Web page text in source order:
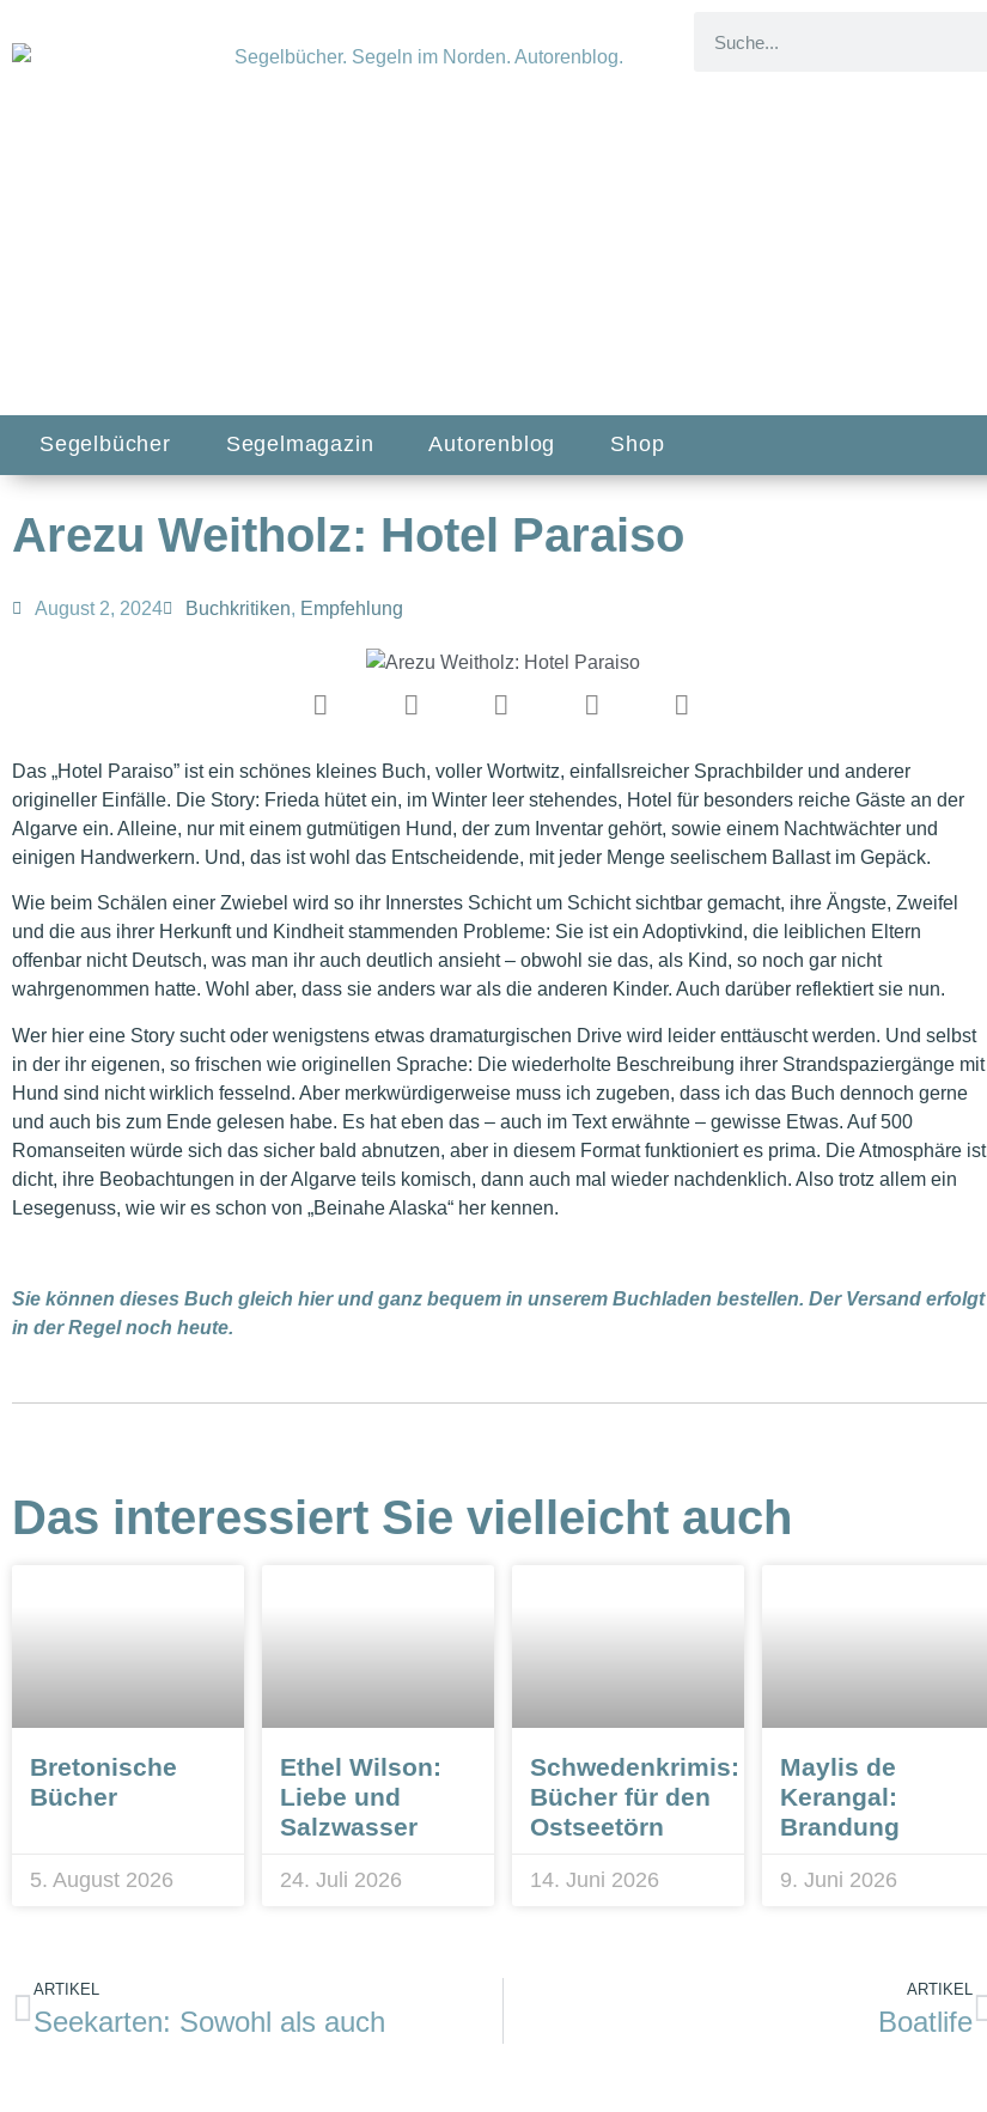
Segelbücher Segelmagazin Autorenblog Shop
Arezu Weitholz: Hotel Paraiso
August 2, 2024 Buchkritiken, Empfehlung
Das „Hotel Paraiso” ist ein schönes kleines Buch, voller Wortwitz, einfallsreicher Sprachbilder und anderer
origineller Einfälle. Die Story: Frieda hütet ein, im Winter leer stehendes, Hotel für besonders reiche Gäste an der
Algarve ein. Alleine, nur mit einem gutmütigen Hund, der zum Inventar gehört, sowie einem Nachtwächter und
einigen Handwerkern. Und, das ist wohl das Entscheidende, mit jeder Menge seelischem Ballast im Gepäck.
Wie beim Schälen einer Zwiebel wird so ihr Innerstes Schicht um Schicht sichtbar gemacht, ihre Ängste, Zweifel
und die aus ihrer Herkunft und Kindheit stammenden Probleme: Sie ist ein Adoptivkind, die leiblichen Eltern
offenbar nicht Deutsch, was man ihr auch deutlich ansieht – obwohl sie das, als Kind, so noch gar nicht
wahrgenommen hatte. Wohl aber, dass sie anders war als die anderen Kinder. Auch darüber reflektiert sie nun.
Wer hier eine Story sucht oder wenigstens etwas dramaturgischen Drive wird leider enttäuscht werden. Und selbst
in der ihr eigenen, so frischen wie originellen Sprache: Die wiederholte Beschreibung ihrer Strandspaziergänge mit
Hund sind nicht wirklich fesselnd. Aber merkwürdigerweise muss ich zugeben, dass ich das Buch dennoch gerne
und auch bis zum Ende gelesen habe. Es hat eben das – auch im Text erwähnte – gewisse Etwas. Auf 500
Romanseiten würde sich das sicher bald abnutzen, aber in diesem Format funktioniert es prima. Die Atmosphäre ist
dicht, ihre Beobachtungen in der Algarve teils komisch, dann auch mal wieder nachdenklich. Also trotz allem ein
Lesegenuss, wie wir es schon von „Beinahe Alaska“ her kennen.
Sie können dieses Buch gleich hier und ganz bequem in unserem Buchladen bestellen. Der Versand erfolgt
in der Regel noch heute.
Das interessiert Sie vielleicht auch
Bretonische
Bücher
5. August 2026
Ethel Wilson:
Liebe und
Salzwasser
24. Juli 2026
Schwedenkrimis:
Bücher für den
Ostseetörn
14. Juni 2026
Maylis de
Kerangal:
Brandung
9. Juni 2026
ARTIKEL
Seekarten: Sowohl als auch
ARTIKEL
Boatlife